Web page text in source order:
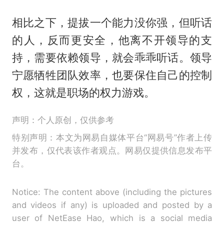
相比之下，提拔一个能力没你强，但听话
的人，反而更安全，他离不开领导的支
持，需要依赖领导，就会乖乖听话。领导
宁愿牺牲团队效率，也要保住自己的控制
权，这就是职场的权力游戏。
声明：个人原创，仅供参考
特别声明：本文为网易自媒体平台“网易号”作者上传
并发布，仅代表该作者观点。网易仅提供信息发布平
台。
Notice: The content above (including the pictures
and videos if any) is uploaded and posted by a
user of NetEase Hao, which is a social media